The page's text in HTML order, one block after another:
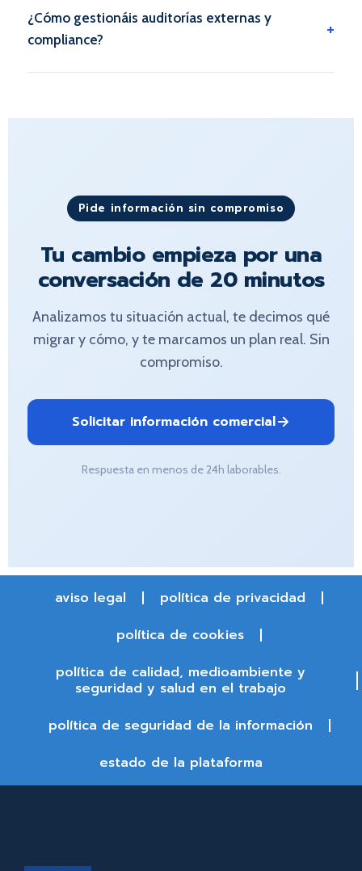
¿Cómo gestionáis auditorías externas y
compliance?
Pide información sin compromiso
Tu cambio empieza por una
conversación de 20 minutos
Analizamos tu situación actual, te decimos qué
migrar y cómo, y te marcamos un plan real. Sin
compromiso.
Solicitar información comercial
Respuesta en menos de 24h laborables.
aviso legal
política de privacidad
política de cookies
política de calidad, medioambiente y
seguridad y salud en el trabajo
política de seguridad de la información
estado de la plataforma